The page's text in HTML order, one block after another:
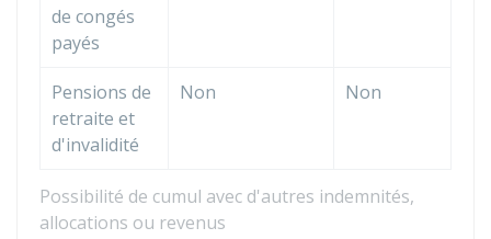
Possibilité de cumul avec d'autres indemnités,
allocations ou revenus
de congés
payés
Pensions de
retraite et
d'invalidité
Non Non